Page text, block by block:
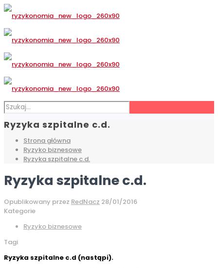
Ryzyka szpitalne c.d.
Strona główna
Ryzyko biznesowe
Ryzyka szpitalne c.d.
Ryzyka szpitalne c.d.
Opublikowany przez RedNacz 28/01/2016
Kategorie
Ryzyko biznesowe
Tagi
Ryzyka szpitalne c.d (nastąpi).